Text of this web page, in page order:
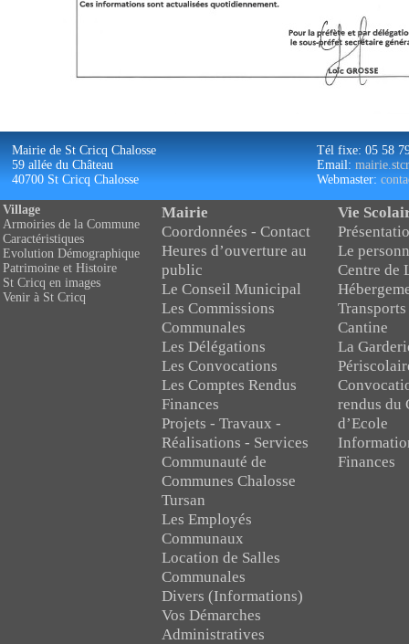
Mairie de St Cricq Chalosse
59 allée du Château
40700 St Cricq Chalosse
Tél fixe: 05 58
Email:
Webmaster:
Village
Armoiries de la Commune
Caractéristiques
Evolution Démographique
Patrimoine et Histoire
St Cricq en images
Venir à St Cricq
Mairie
Coordonnées - Contact
Heures d’ouverture au
public
Le Conseil Municipal
Les Commissions
Communales
Les Délégations
Les Convocations
Les Comptes Rendus
Finances
Projets - Travaux -
Réalisations - Services
Communauté de
Communes Chalosse
Tursan
Les Employés
Communaux
Location de Salles
Communales
Divers (Informations)
Vos Démarches
Administratives
Vie
Le
Centre de
Cantine
La
rendus du
d’Ecole
Finances